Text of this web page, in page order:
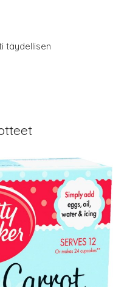
täydellisen